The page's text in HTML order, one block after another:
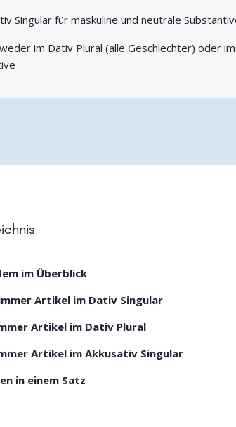
Singular für maskuline und neutrale
im Dativ Plural (alle Geschlechter) oder
im Überblick
Artikel im Dativ Singular
Artikel im Dativ Plural
Artikel im Akkusativ Singular
in einem Satz